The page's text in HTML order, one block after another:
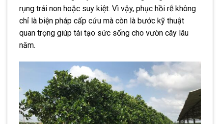
rụng trái non hoặc suy kiệt. Vì vậy, phục hồi rễ không
chỉ là biện pháp cấp cứu mà còn là bước kỹ thuật
quan trọng giúp tái tạo sức sống cho vườn cây lâu
năm.